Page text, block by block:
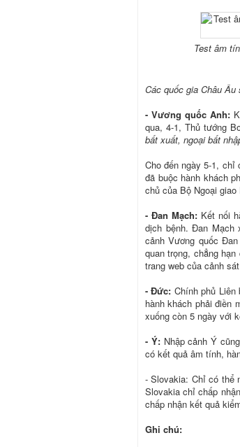
Test âm
Các quốc gia Châu
- Vương quốc Anh:
qua, 4-1, Thủ tướng
bất xuất, ngoại bất
Cho đến ngày 5-1, chỉ
đã buộc hành khách
chủ của Bộ Ngoại
- Đan Mạch: Kết nối
dịch bệnh. Đan Mạch
cảnh Vương quốc
quan trọng, chẳng
trang web của cảnh
- Đức: Chính phủ
hành khách phải điền
xuống còn 5 ngày với
- Ý:Nhập cảnh Ý
có kết quả âm tính,
- Slovakia: Chỉ có thể
Slovakia chỉ chấp
chấp nhận kết quả
Ghi chú: